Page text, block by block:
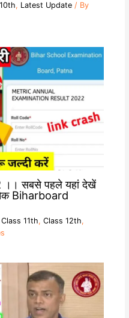
, Latest Update/ By
सबसे पहले यहां देखें
Biharboard
Class 11th, Class 12th,